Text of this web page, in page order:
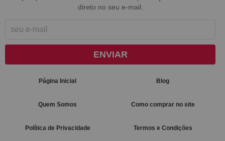
direto no seu e-mail.
ENVIAR
Página Inicial Blog
Quem Somos Como comprar no site
Política de Privacidade Termos e Condições